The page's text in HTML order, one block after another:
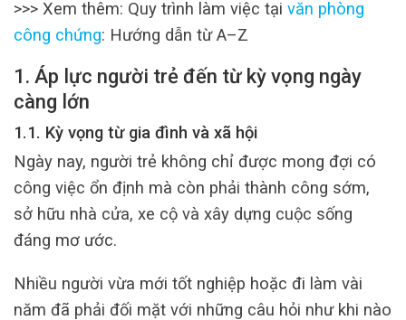
>>> Xem thêm: Quy trình làm việc tại văn phòng
công chứng: Hướng dẫn từ A–Z
1. Áp lực người trẻ đến từ kỳ vọng ngày
càng lớn
1.1. Kỳ vọng từ gia đình và xã hội
Ngày nay, người trẻ không chỉ được mong đợi có
công việc ổn định mà còn phải thành công sớm,
sở hữu nhà cửa, xe cộ và xây dựng cuộc sống
đáng mơ ước.
Nhiều người vừa mới tốt nghiệp hoặc đi làm vài
năm đã phải đối mặt với những câu hỏi như khi nào